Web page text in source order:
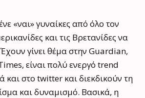
«ναι» γυναίκες από όλο τον
και τις Βρετανίδες να
γίνει θέμα στην Guardian,
είναι πολύ ενεργό trend
και στο twitter και διεκδικούν τη
και δυναμισμό. Βασικά, η